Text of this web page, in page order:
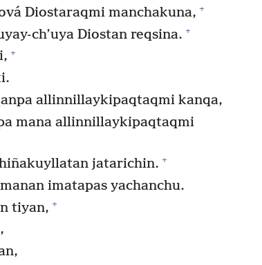
Diostaraqmi manchakuna, +
ch’uya Diostan reqsina. +
+
allinnillaykipaqtaqmi kanqa,
mana allinnillaykipaqtaqmi
jatarichin. +
imatapas yachanchu.
tiyan, +